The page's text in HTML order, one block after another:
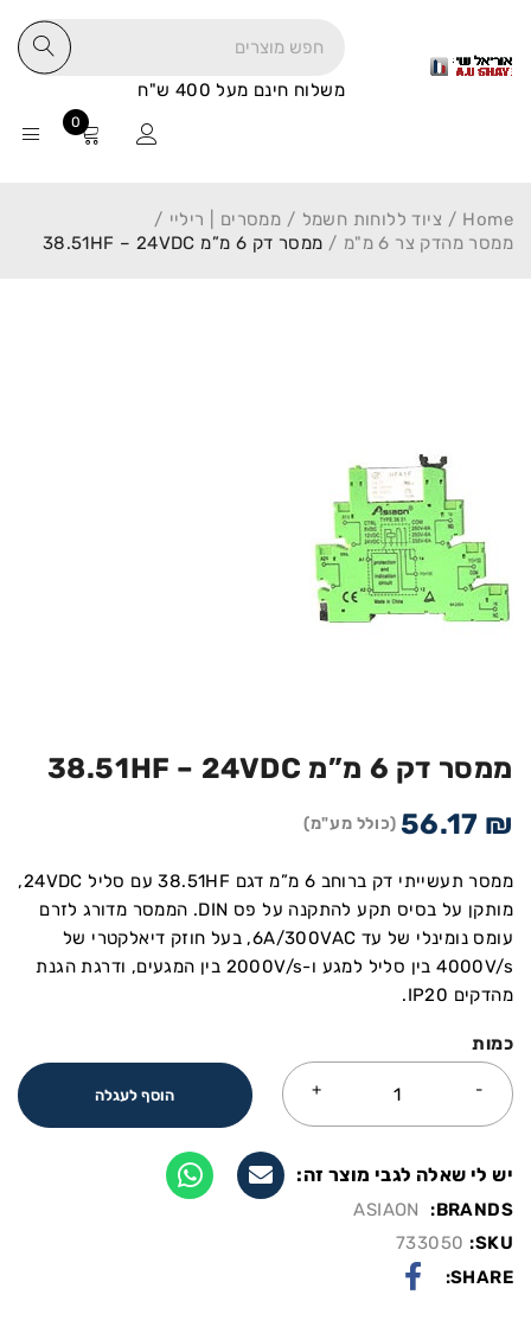
משלוח חינם מעל 400 ש"ח
0
Home
/ ציוד ללוחות חשמל / ממסרים | ריליי /
ממסר מהדק צר 6 מ"מ
/ ממסר דק 6 מ”מ 38.51HF – 24VDC
ממסר דק 6 מ”מ 38.51HF – 24VDC
56.17 ₪ (כולל מע"מ)
ממסר תעשייתי דק ברוחב 6 מ”מ דגם 38.51HF עם סליל 24VDC,
מותקן על בסיס תקע להתקנה על פס DIN. הממסר מדורג לזרם
עומס נומינלי של עד 6A/300VAC, בעל חוזק דיאלקטרי של
4000V/s בין סליל למגע ו-2000V/s בין המגעים, ודרגת הגנת
מהדקים IP20.
כמות
הוסף לעגלה
יש לי שאלה לגבי מוצר זה:
BRANDS:
ASIAON
SKU:
733050
SHARE: